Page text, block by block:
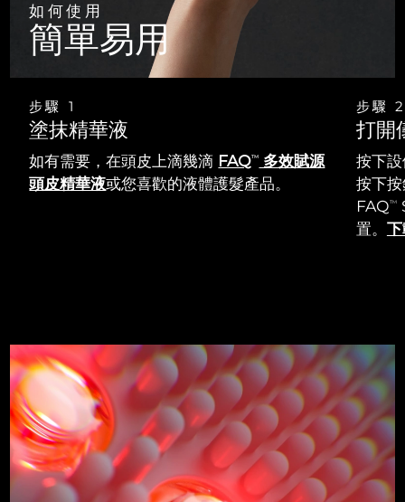
如何使用
簡單易用
步驟 1
塗抹精華液
如有需要，在頭皮上滴幾滴 FAQTM
多效賦源
頭皮精華液或您喜歡的液體護髮產品。
步驟
打開
按下
按下
FAQTM
置。